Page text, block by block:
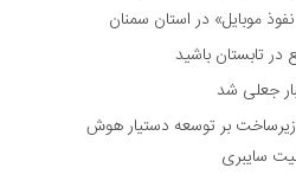
موبایل» در استان سمنان
جعلی شد
زیرساخت بر توسعه دستیار هوش
سایبری